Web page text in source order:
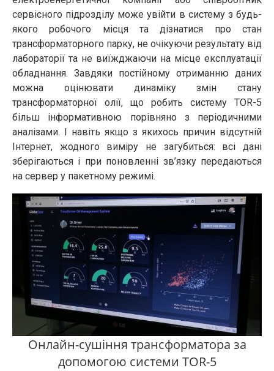
сервісного підрозділу може увійти в систему з будь-
якого робочого місця та дізнатися про стан
трансформаторного парку, не очікуючи результату від
лабораторії та не виїжджаючи на місце експлуатації
обладнання. Завдяки постійному отриманню даних
можна оцінювати динаміку змін стану
трансформаторної олії, що робить систему TOR-5
більш інформативною порівняно з періодичними
аналізами. І навіть якщо з якихось причин відсутній
Інтернет, жодного виміру не загубиться: всі дані
зберігаються і при поновленні зв’язку передаються
на сервер у пакетному режимі.
Онлайн-сушіння трансформатора за
допомогою системи TOR-5